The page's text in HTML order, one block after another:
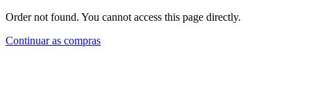
Order not found. You cannot access this page directly.
Continuar as compras